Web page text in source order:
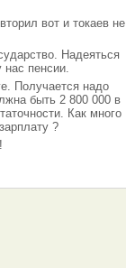
вот и токаев не
Надеяться
нас пенсии.
Получается надо
быть 2 800 000 в
Как много
?